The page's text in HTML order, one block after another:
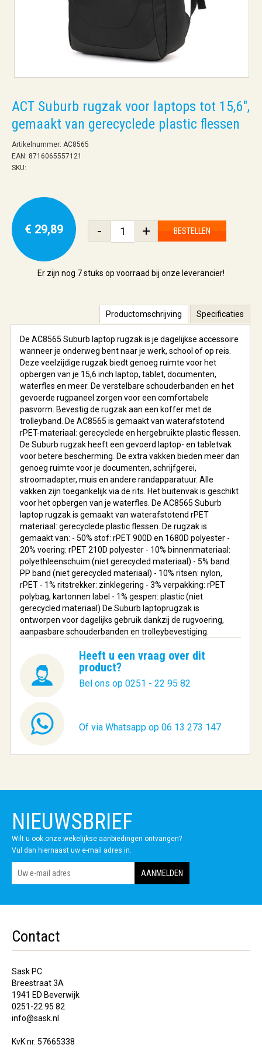
ACT Suburb rugzak voor laptops tot 15,6",
gemaakt van gerecyclede plastic flessen
Artikelnummer: AC8565
EAN: 8716065557121
SKU:
€ 29,89 - + BESTELLEN
Er zijn nog 7 stuks op voorraad bij onze leverancier!
Productomschrijving Specificaties
De AC8565 Suburb laptop rugzak is je dagelijkse accessoire
wanneer je onderweg bent naar je werk, school of op reis.
Deze veelzijdige rugzak biedt genoeg ruimte voor het
opbergen van je 15,6 inch laptop, tablet, documenten,
waterfles en meer. De verstelbare schouderbanden en het
gevoerde rugpaneel zorgen voor een comfortabele
pasvorm. Bevestig de rugzak aan een koffer met de
trolleyband. De AC8565 is gemaakt van waterafstotend
rPET-materiaal: gerecyclede en hergebruikte plastic flessen.
De Suburb rugzak heeft een gevoerd laptop- en tabletvak
voor betere bescherming. De extra vakken bieden meer dan
genoeg ruimte voor je documenten, schrijfgerei,
stroomadapter, muis en andere randapparatuur. Alle
vakken zijn toegankelijk via de rits. Het buitenvak is geschikt
voor het opbergen van je waterfles. De AC8565 Suburb
laptop rugzak is gemaakt van waterafstotend rPET
materiaal: gerecyclede plastic flessen. De rugzak is
gemaakt van: - 50% stof: rPET 900D en 1680D polyester -
20% voering: rPET 210D polyester - 10% binnenmateriaal:
polyethleenschuim (niet gerecycled materiaal) - 5% band:
PP band (niet gerecycled materiaal) - 10% ritsen: nylon,
rPET - 1% ritstrekker: zinklegering - 3% verpakking: rPET
polybag, kartonnen label - 1% gespen: plastic (niet
gerecycled materiaal) De Suburb laptoprugzak is
ontworpen voor dagelijks gebruik dankzij de rugvoering,
aanpasbare schouderbanden en trolleybevestiging.
Heeft u een vraag over dit
product?
Bel ons op 0251 - 22 95 82
Of via Whatsapp op 06 13 273 147
NIEUWSBRIEF
Wilt u ook onze wekelijkse aanbiedingen ontvangen?
Vul dan hiernaast uw e-mail adres in.
Contact
Sask PC
Breestraat 3A
1941 ED Beverwijk
0251-22 95 82
info@sask.nl
KvK nr. 57665338